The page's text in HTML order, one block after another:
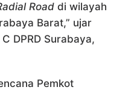
Road di wilayah
Barat,” ujar
DPRD Surabaya,
Pemkot